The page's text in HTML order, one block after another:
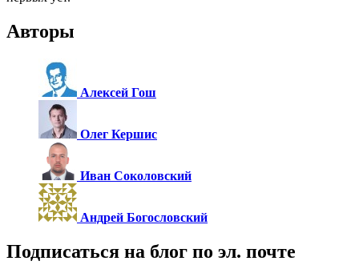
Авторы
Алексей Гош
Олег Кершис
Иван Соколовский
Андрей Богословский
Подписаться на блог по эл. почте